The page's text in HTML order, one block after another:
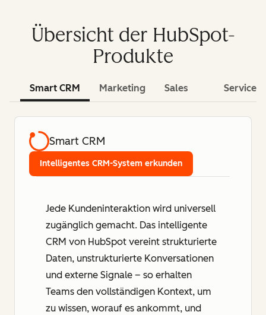
Übersicht der HubSpot-
Produkte
Smart CRM Marketing Sales Service
Smart CRM
Jede Kundeninteraktion wird universell
zugänglich gemacht. Das intelligente
CRM von HubSpot vereint strukturierte
Daten, unstrukturierte Konversationen
und externe Signale – so erhalten
Teams den vollständigen Kontext, um
zu wissen, worauf es ankommt, und
Intelligentes CRM-System erkunden